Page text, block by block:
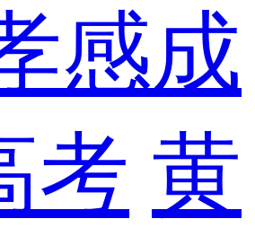
感成
考 黄